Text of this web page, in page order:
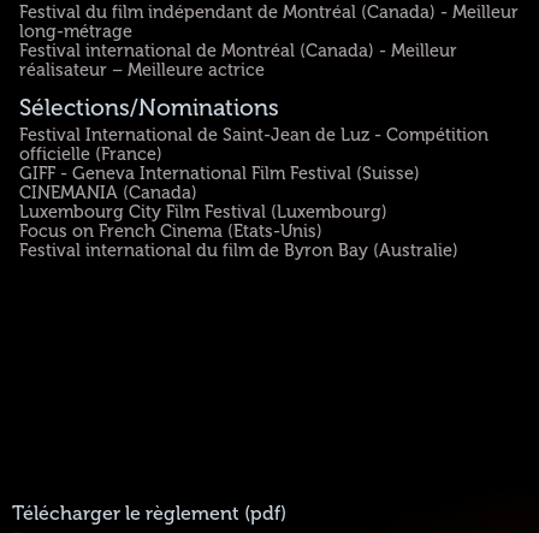
Festival du film indépendant de Montréal (Canada) - Meilleur
long-métrage
Festival international de Montréal (Canada) - Meilleur
réalisateur – Meilleure actrice
Sélections/Nominations
Festival International de Saint-Jean de Luz - Compétition
officielle (France)
GIFF - Geneva International Film Festival (Suisse)
CINEMANIA (Canada)
Luxembourg City Film Festival (Luxembourg)
Focus on French Cinema (Etats-Unis)
Festival international du film de Byron Bay (Australie)
Télécharger le règlement (pdf)